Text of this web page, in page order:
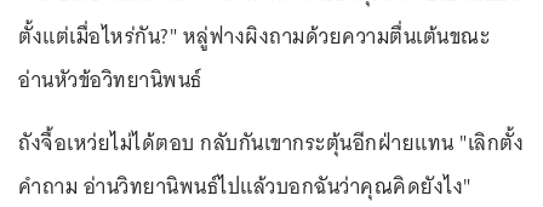
ตั้งแต่เมื่อไหร่กัน?" หลู่ฟางผิงถามด้วยความตื่นเต้นขณะ
อ่านหัวข้อวิทยานิพนธ์
ถังจื้อเหว่ยไม่ได้ตอบ กลับกันเขากระตุ้นอีกฝ่ายแทน "เลิกตั้ง
คำถาม อ่านวิทยานิพนธ์ไปแล้วบอกฉันว่าคุณคิดยังไง"